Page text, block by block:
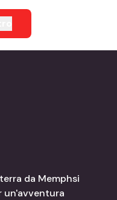
da Memphsi
un'avventura